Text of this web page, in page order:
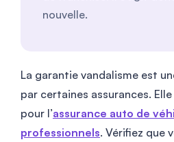
nouvelle.
La garantie vandalisme est
par certaines assurances.
pour l’assurance auto de
professionnels. Vérifiez que